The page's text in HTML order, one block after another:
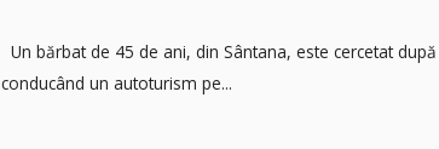
Un bărbat de 45 de ani, din Sântana, este cercetat
conducând un autoturism pe...